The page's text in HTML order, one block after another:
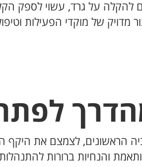
להקלה על גרד, עשוי לספק
מדויק של מוקדי הפעילות
הראשונים, לצמצם את היקף
מותאמת והנחיות ברורות